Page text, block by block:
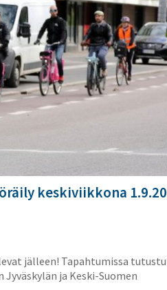
keskiviikkona
jälleen! Tapahtumissa
ja Keski-Suomen